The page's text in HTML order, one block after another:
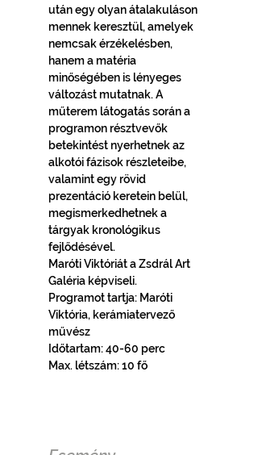
után egy olyan átalakuláson
mennek keresztül, amelyek
nemcsak érzékelésben,
hanem a matéria
minőségében is lényeges
változást mutatnak. A
műterem látogatás során a
programon résztvevők
betekintést nyerhetnek az
alkotói fázisok részleteibe,
valamint egy rövid
prezentáció keretein belül,
megismerkedhetnek a
tárgyak kronológikus
fejlődésével.
Maróti Viktóriát a Zsdrál Art
Galéria képviseli.
Programot tartja: Maróti
Viktória, kerámiatervező
művész
Időtartam: 40-60 perc
Max. létszám: 10 fő